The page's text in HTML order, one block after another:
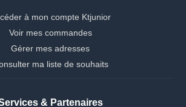
à mon compte Ktjunior
Voir mes commandes
Gérer mes adresses
ma liste de souhaits
& Partenaires